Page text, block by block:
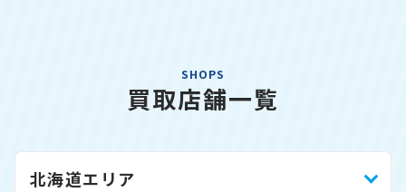
SHOPS
買取店舗一覧
北海道エリア